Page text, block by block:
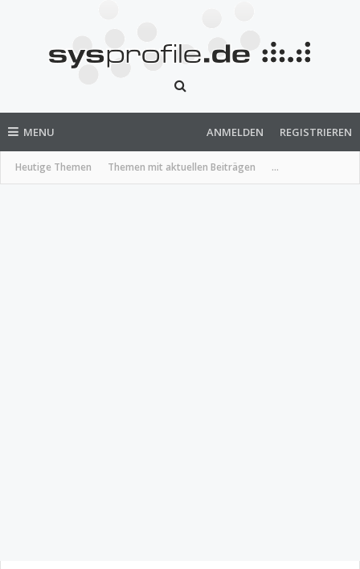
MENU
Heutige Themen Themen mit aktuellen Beiträgen ...
ANMELDEN REGISTRIEREN